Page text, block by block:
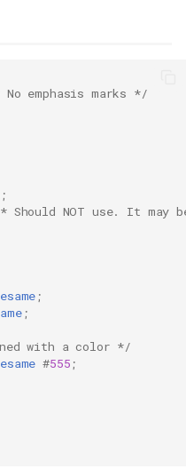
emphasis marks */
;
Should NOT use. It may
;
;
with a color */
#555;